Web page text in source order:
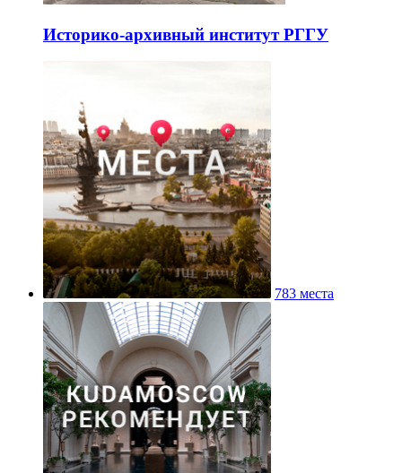
Историко-архивный институт РГГУ
783 места